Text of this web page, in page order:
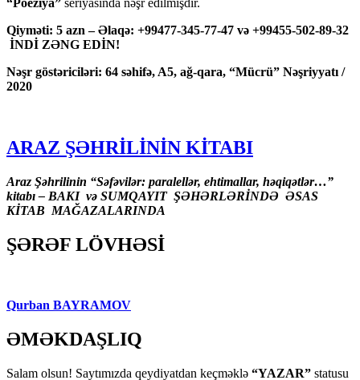
Qiyməti: 5 azn – Əlaqə: +99477-345-77-47 və +99455-502-89-32
İNDİ ZƏNG EDİN!
Nəşr göstəriciləri: 64 səhifə, A5, ağ-qara, “Mücrü” Nəşriyyatı /
2020
ARAZ ŞƏHRİLİNİN KİTABI
Araz Şəhrilinin “Səfəvilər: paralellər, ehtimallar, həqiqətlər…”
kitabı – BAKI və SUMQAYIT ŞƏHƏRLƏRİNDƏ ƏSAS
KİTAB MAĞAZALARINDA
ŞƏRƏF LÖVHƏSİ
Qurban BAYRAMOV
ƏMƏKDAŞLIQ
Salam olsun! Saytımızda qeydiyatdan keçməklə “YAZAR” statusu